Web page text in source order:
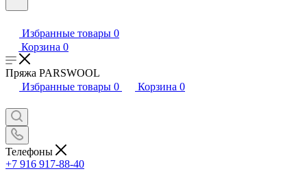
Избранные товары 0
Корзина 0
Пряжа PARSWOOL
Избранные товары 0 Корзина 0
Телефоны
+7 916 917-88-40